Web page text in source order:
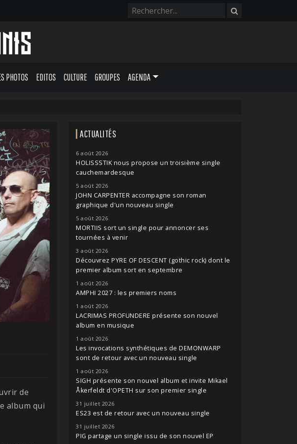
PHOTOS EDITOS CULTURE GROUPES AGENDA
de
album qui
ACTUALITÉS
6 août 2026
HOLISSSTIK nous propose un troisième single
cauchemardesque
5 août 2026
JOHN CARPENTER accompagne son roman
graphique d'un nouveau single
5 août 2026
MORTIIS sort un single pour annoncer ses
tournées à venir
3 août 2026
Découvrez PYRE OF DESCENT (gothic rock) dont le
premier album sort en septembre
1 août 2026
AMPHI 2027 : les premiers noms
1 août 2026
LACRIMAS PROFUNDERE présente son nouvel
album en musique
1 août 2026
Les invocations synthétiques de DEMONWARP
sont de retour avec un nouveau single
1 août 2026
SIGH présente son nouvel album et invite Mikael
Åkerfeldt d'OPETH sur son premier single
31 juillet 2026
ES23 est de retour avec un nouveau single
31 juillet 2026
PIG partage un single issu de son nouvel EP